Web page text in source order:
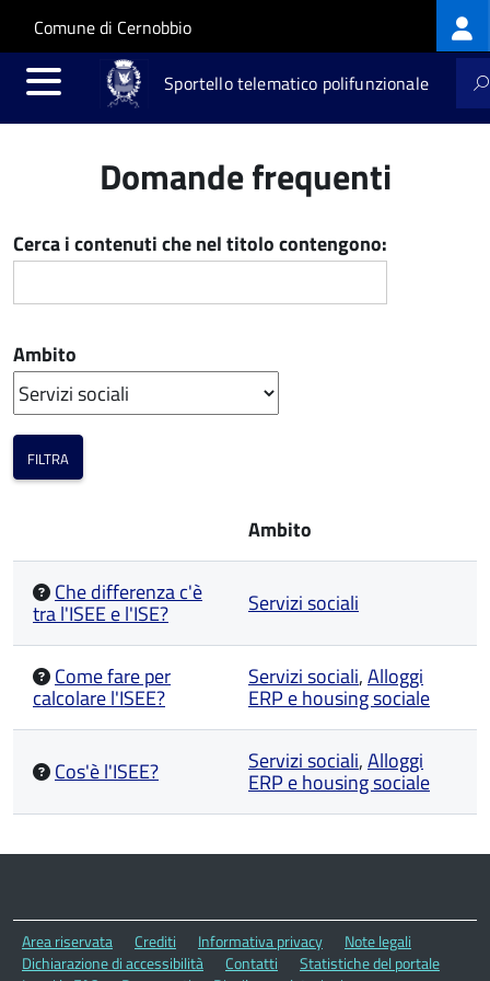
Salta al contenuto principale
Skip to site navigation
Comune di Cernobbio
Sportello telematico polifunzionale
Domande frequenti
Cerca i contenuti che nel titolo contengono:
Ambito
Ambito
Che differenza c'è
tra l'ISEE e l'ISE? Servizi sociali
Come fare per
calcolare l'ISEE?
Servizi sociali,Alloggi
ERP e housing sociale
Cos'è l'ISEE? Servizi sociali,Alloggi
ERP e housing sociale
Area riservata Crediti Informativa privacy
Note legali
Dichiarazione di accessibilità
Contatti
Statistiche del portale